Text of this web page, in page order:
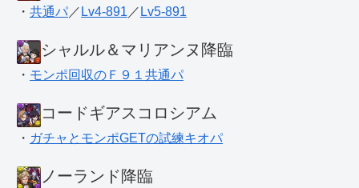
・ 共通パ ／ Lv4-891 ／ Lv5-891
シャルル＆マリアンヌ降臨
・ モンポ回収のＦ９１共通パ
コードギアスコロシアム
・ ガチャとモンポGETの試練キオパ
ノーランド降臨